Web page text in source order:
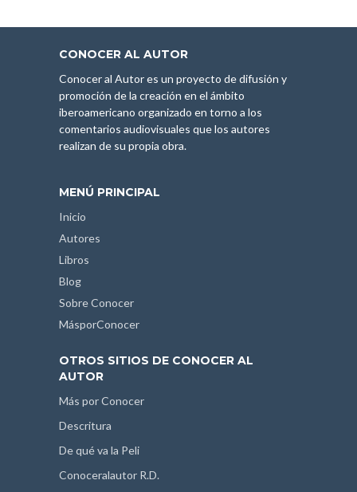
CONOCER AL AUTOR
Conocer al Autor es un proyecto de difusión y
promoción de la creación en el ámbito
iberoamericano organizado en torno a los
comentarios audiovisuales que los autores
realizan de su propia obra.
MENÚ PRINCIPAL
Inicio
Autores
Libros
Blog
Sobre Conocer
MásporConocer
OTROS SITIOS DE CONOCER AL
AUTOR
Más por Conocer
Descritura
De qué va la Peli
Conoceralautor R.D.